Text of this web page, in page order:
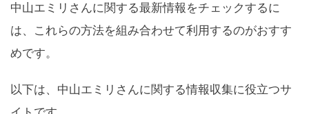
中山エミリさんに関する最新情報をチェックするに
は、これらの方法を組み合わせて利用するのがおすす
めです。
以下は、中山エミリさんに関する情報収集に役立つサ